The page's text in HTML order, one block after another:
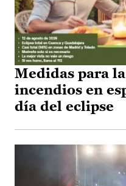
Medidas para
incendios en
día del eclipse